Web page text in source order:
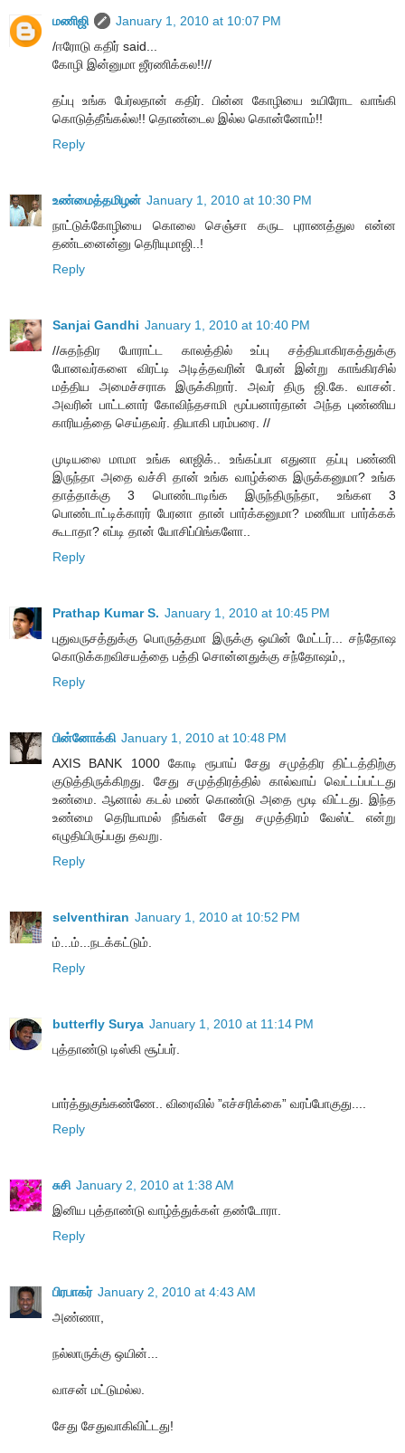
மணிஜி
January 1, 2010 at 10:07 PM
/ஈரோடு கதிர் said...
கோழி இன்னுமா ஜீரணிக்கல!!//
தப்பு உங்க பேர்லதான் கதிர். பின்ன கோழியை உயிரோட வாங்கி
கொடுத்தீங்கல்ல!! தொண்டைல இல்ல கொன்னோம்!!
Reply
உண்மைத்தமிழன் January 1, 2010 at 10:30 PM
நாட்டுக்கோழியை கொலை செஞ்சா கருட புராணத்துல என்ன
தண்டனைன்னு தெரியுமாஜி..!
Reply
Sanjai Gandhi January 1, 2010 at 10:40 PM
//சுதந்திர போராட்ட காலத்தில் உப்பு சத்தியாகிரகத்துக்கு
போனவர்களை விரட்டி அடித்தவரின் பேரன் இன்று காங்கிரசில்
மத்திய அமைச்சராக இருக்கிறார். அவர் திரு ஜி.கே. வாசன்.
அவரின் பாட்டனார் கோவிந்தசாமி மூப்பனார்தான் அந்த புண்ணிய
காரியத்தை செய்தவர். தியாகி பரம்பரை. //
முடியலை மாமா உங்க லாஜிக்.. உங்கப்பா எதுனா தப்பு பண்ணி
இருந்தா அதை வச்சி தான் உங்க வாழ்க்கை இருக்கனுமா? உங்க
தாத்தாக்கு 3 பொண்டாடிங்க இருந்திருந்தா, உங்கள 3
பொண்டாட்டிக்காரர் பேரனா தான் பார்க்கனுமா? மணியா பார்க்கக்
கூடாதா? எப்டி தான் யோசிப்பிங்களோ..
Reply
Prathap Kumar S. January 1, 2010 at 10:45 PM
புதுவருசத்துக்கு பொருத்தமா இருக்கு ஒயின் மேட்டர்... சந்தோஷ
கொடுக்கறவிசயத்தை பத்தி சொன்னதுக்கு சந்தோஷம்,,
Reply
பின்னோக்கி January 1, 2010 at 10:48 PM
AXIS BANK 1000 கோடி ரூபாய் சேது சமுத்திர திட்டத்திற்கு
குடுத்திருக்கிறது. சேது சமுத்திரத்தில் கால்வாய் வெட்டப்பட்டது
உண்மை. ஆனால் கடல் மண் கொண்டு அதை மூடி விட்டது. இந்த
உண்மை தெரியாமல் நீங்கள் சேது சமுத்திரம் வேஸ்ட் என்று
எழுதியிருப்பது தவறு.
Reply
selventhiran January 1, 2010 at 10:52 PM
ம்...ம்...நடக்கட்டும்.
Reply
butterfly Surya January 1, 2010 at 11:14 PM
புத்தாண்டு டிஸ்கி சூப்பர்.
பார்த்துகுங்கண்ணே.. விரைவில் ”எச்சரிக்கை” வரப்போகுது....
Reply
சுசி January 2, 2010 at 1:38 AM
இனிய புத்தாண்டு வாழ்த்துக்கள் தண்டோரா.
Reply
பிரபாகர் January 2, 2010 at 4:43 AM
அண்ணா,
நல்லாருக்கு ஒயின்...
வாசன் மட்டுமல்ல.
சேது சேதுவாகிவிட்டது!